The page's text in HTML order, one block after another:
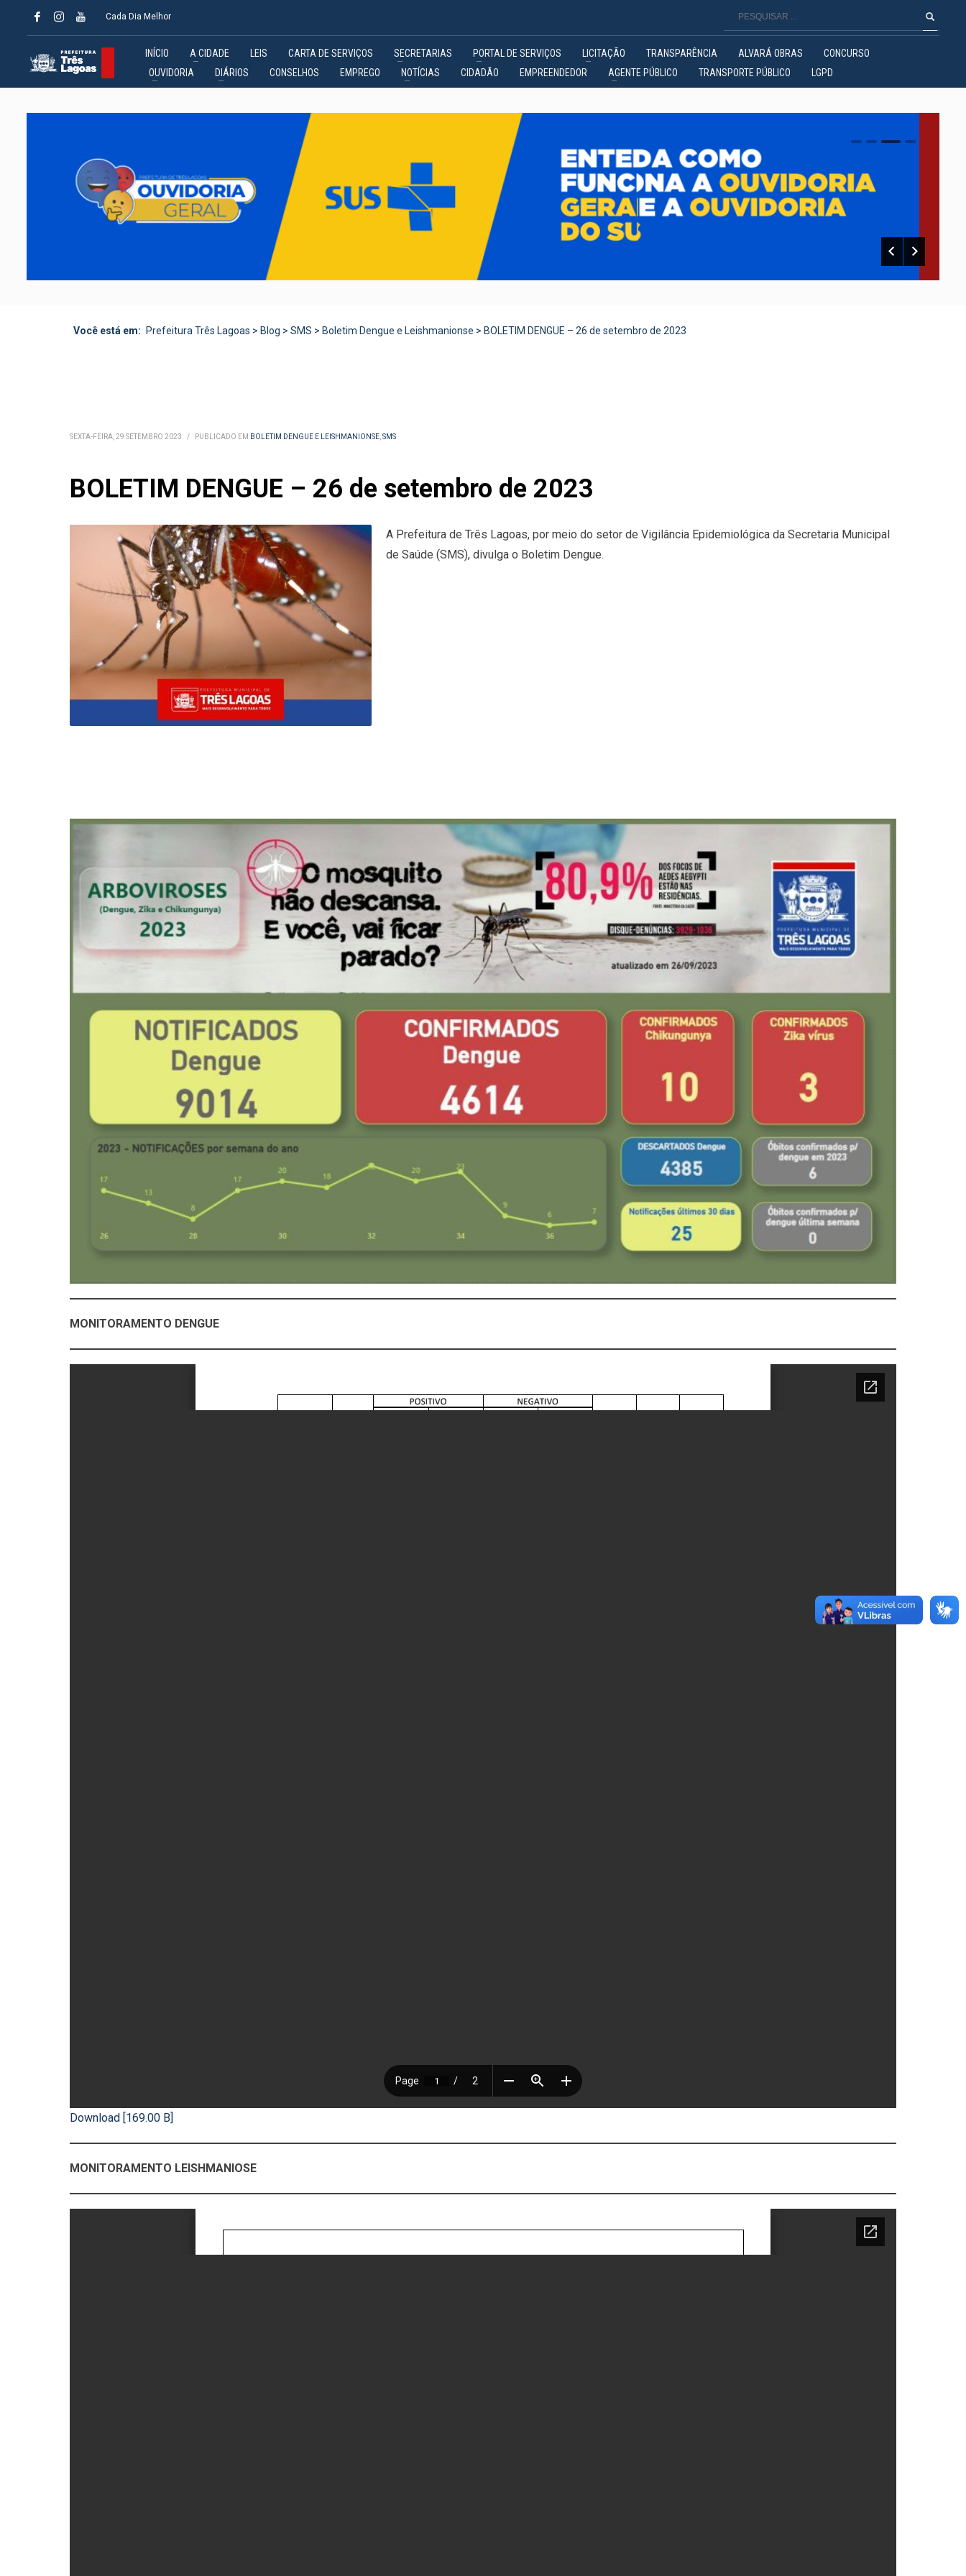
Cada Dia Melhor
INÍCIO A CIDADE LEIS CARTA DE SERVIÇOS SECRETARIAS PORTAL DE SERVIÇOS LICITAÇÃO TRANSPARÊNCIA ALVARÁ OBRAS
CONCURSO
OUVIDORIA
DIÁRIOS CONSELHOS EMPREGO NOTÍCIAS CIDADÃO EMPREENDEDOR AGENTE PÚBLICO TRANSPORTE PÚBLICO LGPD
0 1 2
Você está em: Prefeitura Três Lagoas > Blog > SMS > Boletim Dengue e Leishmanionse > BOLETIM DENGUE – 26 de setembro de 2023
SEXTA-FEIRA, 29 SETEMBRO 2023 / PUBLICADO EM BOLETIM DENGUE E LEISHMANIONSE,SMS
BOLETIM DENGUE – 26 de setembro de 2023
A Prefeitura de Três Lagoas, por meio do setor de Vigilância Epidemiológica da Secretaria Municipal
de Saúde (SMS), divulga o Boletim Dengue.
MONITORAMENTO DENGUE
Download [169.00 B]
MONITORAMENTO LEISHMANIOSE